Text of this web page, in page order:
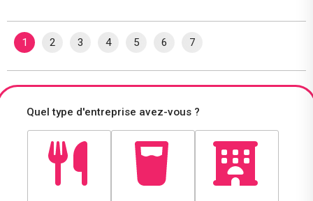
1 2 3 4 5 6 7
Quel type d'entreprise avez-vous ?